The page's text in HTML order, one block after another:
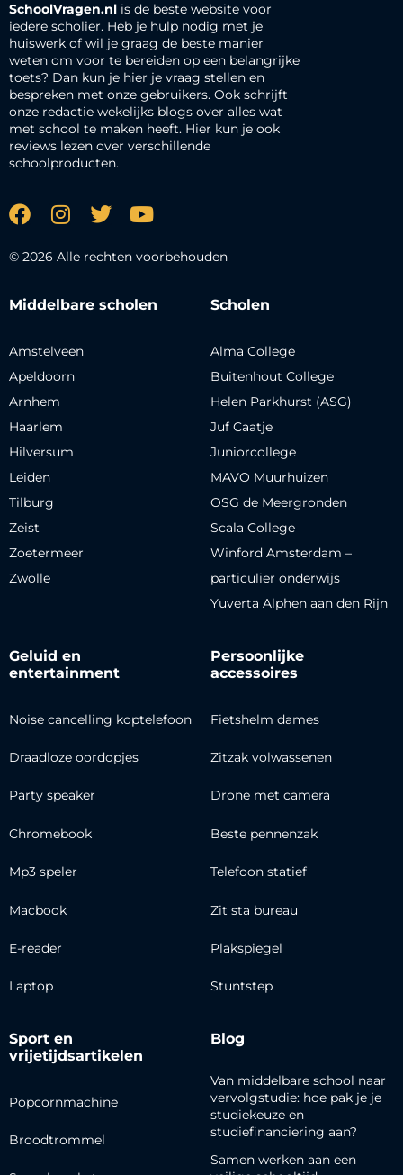
SchoolVragen.nl is de beste website voor
iedere scholier. Heb je hulp nodig met je
huiswerk of wil je graag de beste manier
weten om voor te bereiden op een belangrijke
toets? Dan kun je hier je vraag stellen en
bespreken met onze gebruikers. Ook schrijft
onze redactie wekelijks blogs over alles wat
met school te maken heeft. Hier kun je ook
reviews lezen over verschillende
schoolproducten.
© 2026 Alle rechten voorbehouden
Middelbare scholen
Amstelveen
Apeldoorn
Arnhem
Haarlem
Hilversum
Leiden
Tilburg
Zeist
Zoetermeer
Zwolle
Scholen
Alma College
Buitenhout College
Helen Parkhurst (ASG)
Juf Caatje
Juniorcollege
MAVO Muurhuizen
OSG de Meergronden
Scala College
Winford Amsterdam –
particulier onderwijs
Yuverta Alphen aan den Rijn
Geluid en
entertainment
Noise cancelling koptelefoon
Draadloze oordopjes
Party speaker
Chromebook
Mp3 speler
Macbook
E-reader
Laptop
Persoonlijke
accessoires
Fietshelm dames
Zitzak volwassenen
Drone met camera
Beste pennenzak
Telefoon statief
Zit sta bureau
Plakspiegel
Stuntstep
Sport en
vrijetijdsartikelen
Popcornmachine
Broodtrommel
Blog
Van middelbare school naar
vervolgstudie: hoe pak je je
studiekeuze en
studiefinanciering aan?
Samen werken aan een